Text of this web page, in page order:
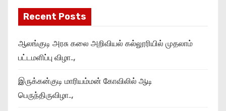
Recent Posts
ஆலங்குடி அரசு கலை அறிவியல் கல்லூரியில் முதலாம்
பட்டமளிப்பு விழா..,
இருக்கன்குடி மாரியம்மன் கோவிலில் ஆடி
பெருந்திருவிழா..,